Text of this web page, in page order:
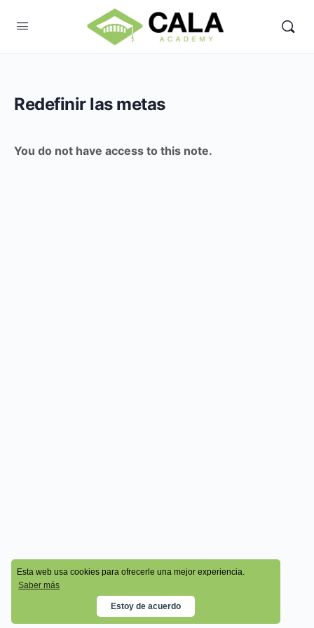
Esta web usa cookies para ofrecerle una mejor experiencia.
Saber más
Estoy de acuerdo
Redefinir las metas
You do not have access to this note.
© 2026 - Cala Academy